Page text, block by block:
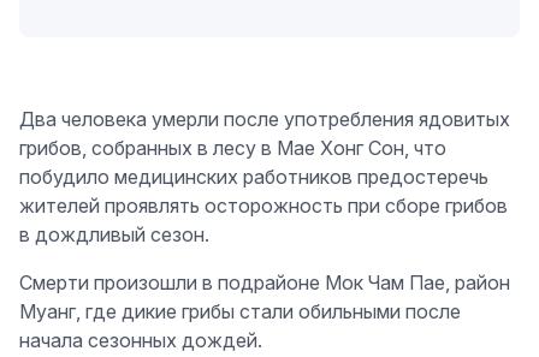
Два человека умерли после употребления ядовитых
грибов, собранных в лесу в Мае Хонг Сон, что
побудило медицинских работников предостеречь
жителей проявлять осторожность при сборе грибов
в дождливый сезон.
Смерти произошли в подрайоне Мок Чам Пае, район
Муанг, где дикие грибы стали обильными после
начала сезонных дождей.